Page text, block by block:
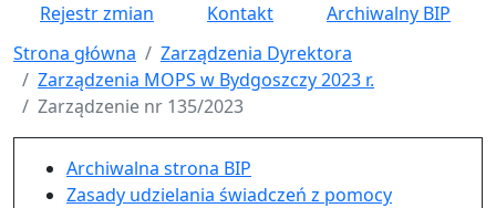
Rejestr zmian Kontakt
Archiwalny BIP
Strona główna
Zarządzenia Dyrektora
Zarządzenia MOPS w Bydgoszczy 2023 r.
Zarządzenie nr 135/2023
Menu główne pionowe
Archiwalna strona BIP
Zasady udzielania świadczeń z pomocy